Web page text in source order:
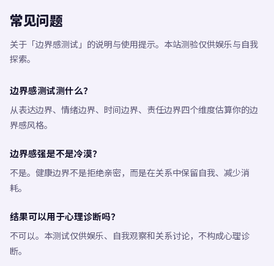
常见问题
关于「边界感测试」的说明与使用提示。本站测验仅供娱乐与自我
探索。
边界感测试测什么？
从表达边界、情绪边界、时间边界、责任边界四个维度估算你的边
界感风格。
边界感强是不是冷漠？
不是。健康边界不是拒绝亲密，而是在关系中保留自我、减少消
耗。
结果可以用于心理诊断吗？
不可以。本测试仅供娱乐、自我观察和关系讨论，不构成心理诊
断。